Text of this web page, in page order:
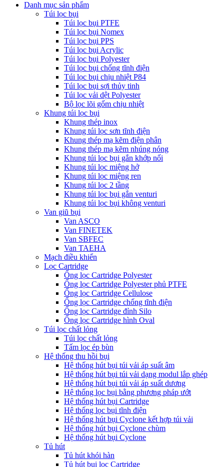
Danh mục sản phẩm
Túi lọc bụi
Túi lọc bụi PTFE
Túi lọc bụi Nomex
Túi lọc bụi PPS
Túi lọc bụi Acrylic
Túi lọc bụi Polyester
Túi lọc bụi chống tĩnh điện
Túi lọc bụi chịu nhiệt P84
Túi lọc bụi sợi thủy tinh
Túi lọc vải dệt Polyester
Bộ lọc lõi gốm chịu nhiệt
Khung túi lọc bụi
Khung thép inox
Khung túi lọc sơn tĩnh điện
Khung thép mạ kẽm điện phân
Khung thép mạ kẽm nhúng nóng
Khung túi lọc bụi gắn khớp nối
Khung túi lọc miệng hở
Khung túi lọc miệng ren
Khung túi lọc 2 tầng
Khung túi lọc bụi gắn venturi
Khung túi lọc bụi không venturi
Van giũ bụi
Van ASCO
Van FINETEK
Van SBFEC
Van TAEHA
Mạch điều khiển
Lọc Cartridge
Ống lọc Cartridge Polyester
Ống lọc Cartridge Polyester phủ PTFE
Ống lọc Cartridge Cellulose
Ống lọc Cartridge chống tĩnh điện
Ống lọc Cartridge đỉnh Silo
Ống lọc Cartridge hình Oval
Túi lọc chất lỏng
Túi lọc chất lỏng
Tấm lọc ép bùn
Hệ thống thu hồi bụi
Hệ thống hút bụi túi vải áp suất âm
Hệ thống hút bụi túi vải dạng modul lắp ghép
Hệ thống hút bụi túi vải áp suất dương
Hệ thống lọc bụi bằng phương pháp ướt
Hệ thống hút bụi Cartridge
Hệ thống lọc bụi tĩnh điện
Hệ thống hút bụi Cyclone kết hợp túi vải
Hệ thống hút bụi Cyclone chùm
Hệ thống hút bụi Cyclone
Tủ hút
Tủ hút khói hàn
Tủ hút bụi lọc Cartridge